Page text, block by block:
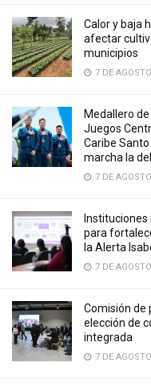
Calor y baja
afectar
municipios
7 DE
Medallero
Juegos
Caribe
marcha la
7 DE
para
la Alerta
7 DE
Comisión de
elección de
integrada
7 DE